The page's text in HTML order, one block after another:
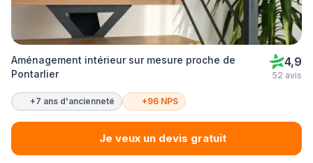
Aménagement intérieur sur mesure proche de
Pontarlier
4,9
52 avis
+7 ans d'ancienneté +96 NPS
Je veux un devis gratuit